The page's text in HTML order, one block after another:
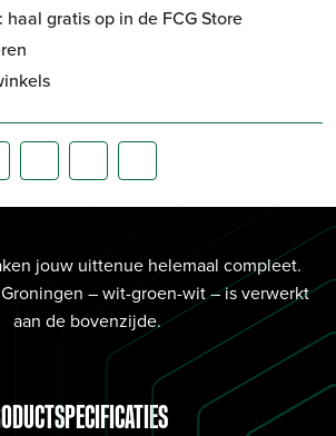
gratis op in de FCG Store
jouw uittenue helemaal compleet.
– wit-groen-wit – is verwerkt
aan de bovenzijde.